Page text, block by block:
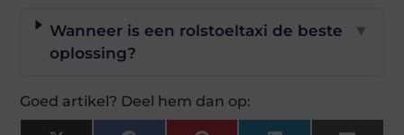
Wanneer is een rolstoeltaxi de beste
oplossing?
▼
Goed artikel? Deel hem dan op: